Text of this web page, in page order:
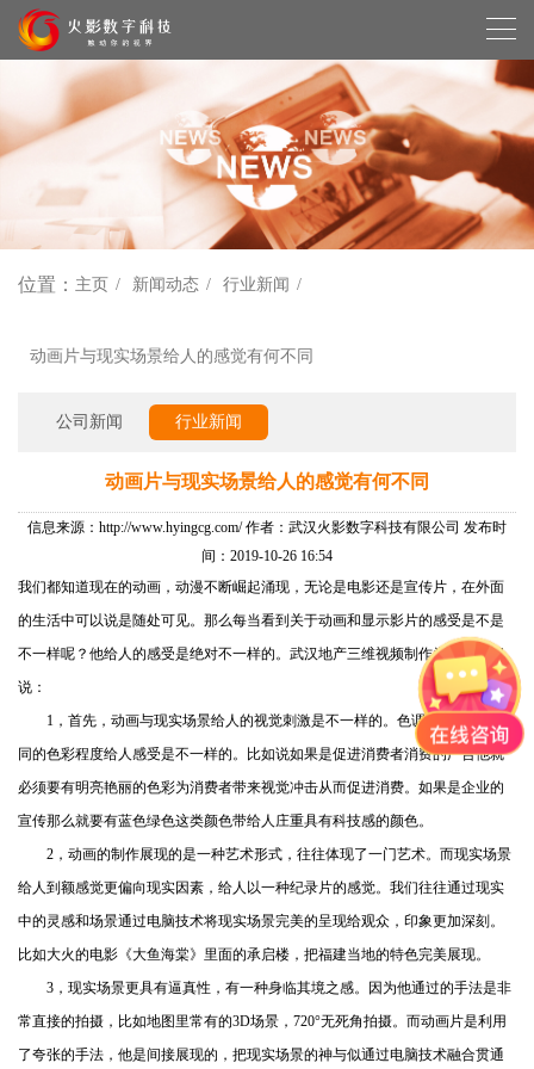
位置： 主页 新闻动态 行业新闻
动画片与现实场景给人的感觉有何不同
公司新闻 行业新闻
动画片与现实场景给人的感觉有何不同
信息来源：http://www.hyingcg.com/ 作者：武汉火影数字科技有限公司 发布时
间：2019-10-26 16:54
我们都知道现在的动画，动漫不断崛起涌现，无论是电影还是宣传片，在外面
的生活中可以说是随处可见。那么每当看到关于动画和显示影片的感受是不是
不一样呢？他给人的感受是绝对不一样的。 武汉地产三维视频制作为您详细解
说：
1，首先，动画与现实场景给人的视觉刺激是不一样的。色调色彩不同，不
同的色彩程度给人感受是不一样的。比如说如果是促进消费者消费的广告他就
必须要有明亮艳丽的色彩为消费者带来视觉冲击从而促进消费。如果是企业的
宣传那么就要有蓝色绿色这类颜色带给人庄重具有科技感的颜色。
2，动画的制作展现的是一种艺术形式，往往体现了一门艺术。而现实场景
给人到额感觉更偏向现实因素，给人以一种纪录片的感觉。我们往往通过现实
中的灵感和场景通过电脑技术将现实场景完美的呈现给观众，印象更加深刻。
比如大火的电影《大鱼海棠》里面的承启楼，把福建当地的特色完美展现。
3，现实场景更具有逼真性，有一种身临其境之感。因为他通过的手法是非
常直接的拍摄，比如地图里常有的3D场景，720°无死角拍摄。而动画片是利用
了夸张的手法，他是间接展现的，把现实场景的神与似通过电脑技术融合贯通